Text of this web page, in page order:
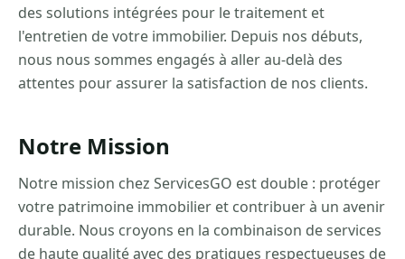
des solutions intégrées pour le traitement et
l'entretien de votre immobilier. Depuis nos débuts,
nous nous sommes engagés à aller au-delà des
attentes pour assurer la satisfaction de nos clients.
Notre Mission
Notre mission chez ServicesGO est double : protéger
votre patrimoine immobilier et contribuer à un avenir
durable. Nous croyons en la combinaison de services
de haute qualité avec des pratiques respectueuses de